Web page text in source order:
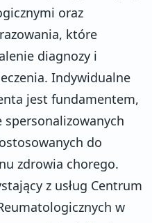
oraz
które
diagnozy i
Indywidualne
jest fundamentem,
do
zdrowia chorego.
z usług Centrum
w